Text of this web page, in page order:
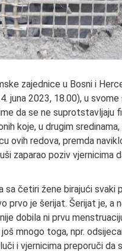
zajednice u Bosni i
juna 2023, 18.00), u svome
da se ne
koje, u drugim
ovih redova, premda
zaparao poziv vjernicima
sa četiri žene birajući svaki
prvo je šerijat. Šerijat je, a
dobila ni prvu
mnogo toga, npr.
i vjernicima preporuči